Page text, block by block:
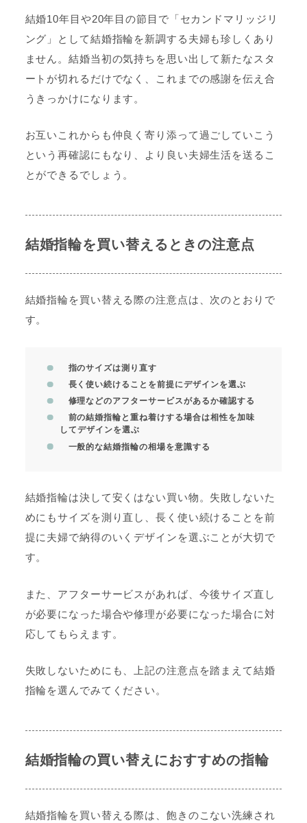
結婚10年目や20年目の節目で「セカンドマリッジリ
ング」として結婚指輪を新調する夫婦も珍しくあり
ません。結婚当初の気持ちを思い出して新たなスタ
ートが切れるだけでなく、これまでの感謝を伝え合
うきっかけになります。
お互いこれからも仲良く寄り添って過ごしていこう
という再確認にもなり、より良い夫婦生活を送るこ
とができるでしょう。
結婚指輪を買い替えるときの注意点
結婚指輪を買い替える際の注意点は、次のとおりで
す。
指のサイズは測り直す
長く使い続けることを前提にデザインを選ぶ
修理などのアフターサービスがあるか確認する
前の結婚指輪と重ね着けする場合は相性を加味
してデザインを選ぶ
一般的な結婚指輪の相場を意識する
結婚指輪は決して安くはない買い物。失敗しないた
めにもサイズを測り直し、長く使い続けることを前
提に夫婦で納得のいくデザインを選ぶことが大切で
す。
また、アフターサービスがあれば、今後サイズ直し
が必要になった場合や修理が必要になった場合に対
応してもらえます。
失敗しないためにも、上記の注意点を踏まえて結婚
指輪を選んでみてください。
結婚指輪の買い替えにおすすめの指輪
結婚指輪を買い替える際は、飽きのこない洗練され